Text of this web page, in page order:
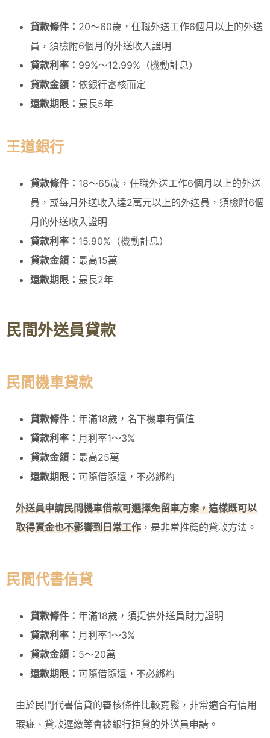
貸款條件： 20～60歲，任職外送工作6個月以上的外送
員，須檢附6個月的外送收入證明
貸款利率： 99%～12.99%（機動計息）
貸款金額： 依銀行審核而定
還款期限： 最長5年
王道銀行
貸款條件： 18～65歲，任職外送工作6個月以上的外送
員，或每月外送收入達2萬元以上的外送員，須檢附6個
月的外送收入證明
貸款利率： 15.90%（機動計息）
貸款金額： 最高15萬
還款期限： 最長2年
民間外送員貸款
民間機車貸款
貸款條件： 年滿18歲，名下機車有價值
貸款利率： 月利率1～3%
貸款金額： 最高25萬
還款期限： 可隨借隨還，不必綁約
外送員申請民間機車借款可選擇免留車方案，這樣既可以
取得資金也不影響到日常工作 ，是非常推薦的貸款方法。
民間代書信貸
貸款條件： 年滿18歲，須提供外送員財力證明
貸款利率： 月利率1～3%
貸款金額： 5～20萬
還款期限： 可隨借隨還，不必綁約
由於民間代書信貸的審核條件比較寬鬆，非常適合有信用
瑕疵、貸款遲繳等會被銀行拒貸的外送員申請。